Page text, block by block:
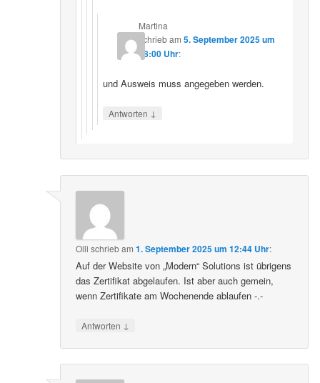
Martina
schriebam 5. September 2025 um
18:00 Uhr:
und Ausweis muss angegeben werden.
Antworten ↓
Olli schriebam1. September 2025 um 12:44 Uhr:
Auf der Website von „Modern“ Solutions ist übrigens
das Zertifikat abgelaufen. Ist aber auch gemein,
wenn Zertifikate am Wochenende ablaufen -.-
Antworten ↓